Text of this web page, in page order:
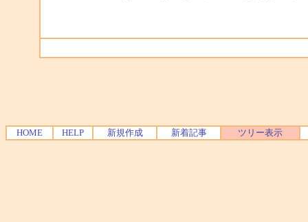
HOME HELP 新規作成 新着記事 ツリー表示